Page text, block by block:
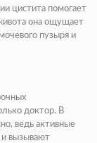
цистита помогает
она ощущает
пузыря и
доктор. В
ведь активные
и вызывают